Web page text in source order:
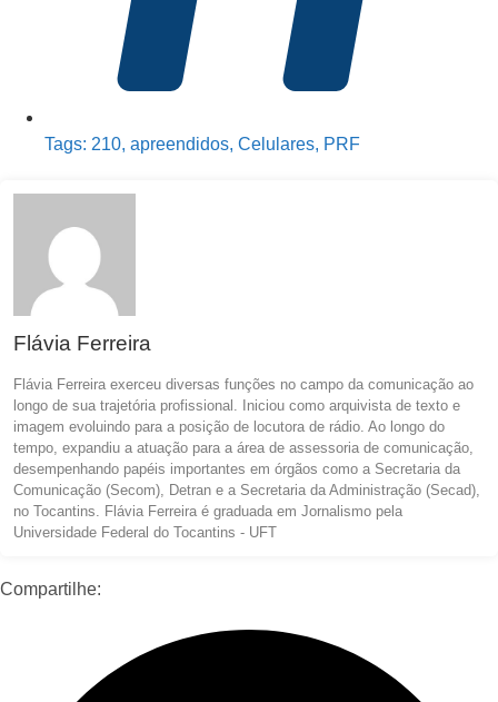
Tags: 210, apreendidos, Celulares, PRF
Flávia Ferreira
Flávia Ferreira exerceu diversas funções no campo da comunicação ao
longo de sua trajetória profissional. Iniciou como arquivista de texto e
imagem evoluindo para a posição de locutora de rádio. Ao longo do
tempo, expandiu a atuação para a área de assessoria de comunicação,
desempenhando papéis importantes em órgãos como a Secretaria da
Comunicação (Secom), Detran e a Secretaria da Administração (Secad),
no Tocantins. Flávia Ferreira é graduada em Jornalismo pela
Universidade Federal do Tocantins - UFT
Compartilhe: